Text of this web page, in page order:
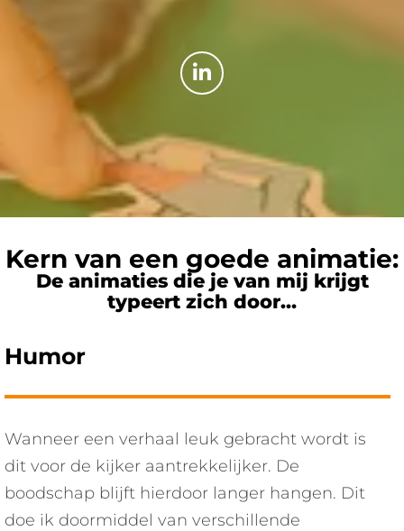
Kern van een goede animatie:
De animaties die je van mij krijgt
typeert zich door…
Humor
Wanneer een verhaal leuk gebracht wordt is
dit voor de kijker aantrekkelijker. De
boodschap blijft hierdoor langer hangen. Dit
doe ik doormiddel van verschillende